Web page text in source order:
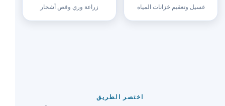
غسيل وتعقيم خزانات المياه زراعة وري وقص أشجار
اختصر الطريق